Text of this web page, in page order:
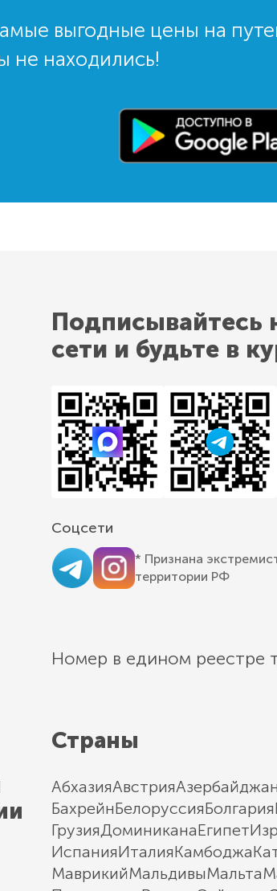
выгодные цены на
не находились!
Подписывайтесь
сети и будьте в
Соцсети
* Признана
территории РФ
Номер в едином реестре
Страны
АбхазияАвстрия
БахрейнБелоруссияБолгария
ГрузияДоминиканаЕгипет
ИспанияИталияКамбоджа
МаврикийМальдивыМальта